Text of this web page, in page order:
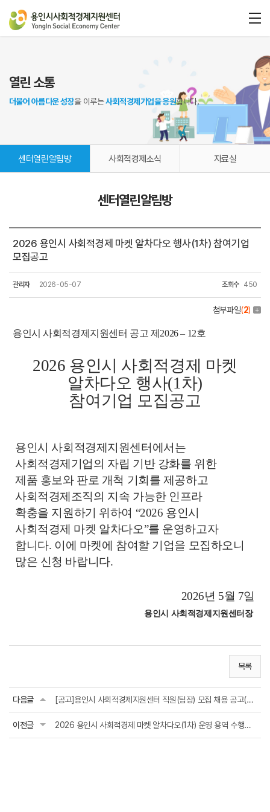
열린 소통
더불어 아름다운 성장을 이루는사회적경제기업을 응원합니다.
센터열린알림방 사회적경제소식 자료실
센터열린알림방
2026 용인시 사회적경제 마켓 알차다오 행사(1차) 참여기업
모집공고
관리자 2026-05-07 조회수 450
첨부파일(2)
용인시 사회적경제지원센터 공고 제 2026– 12호
2026 용인시 사회적경제 마켓
알차다오 행사(1차)
참여기업 모집공고
용인시
사회적경제지원센터에서는
사회적경제기업의 자립 기반 강화를 위한
제품 홍보와 판로 개척 기회를 제공하고
사회적경제조직의 지속 가능한 인프라
확충을 지원하기 위하여 “2026 용인시
사회적경제 마켓 알차다오”를 운영하고자
합니다. 이에 마켓에 참여할 기업을 모집하오니
많은 신청 바랍니다.
2026년 5월 7일
용인시 사회적경제지원센터장
목록
다음글 [공고]용인시 사회적경제지원센터 직원(팀장) 모집 채용 공고(~5월21일오후5시접수마...
이전글 2026 용인시 사회적경제 마켓 알차다오(1차) 운영 용역 수행기관 모집 공고